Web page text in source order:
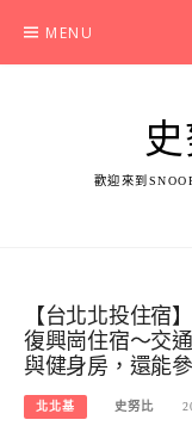
content
MENU
歡迎來到
【台北北投住宿
復興崗住宿～交
與健身房，還能
北北基 史努比